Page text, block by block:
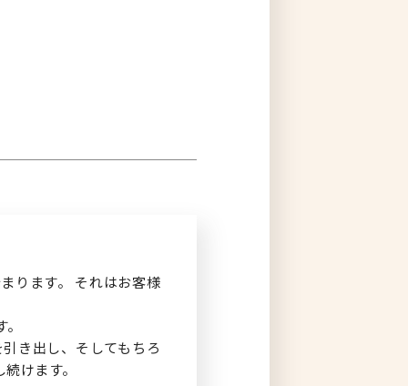
ります。 それはお客様
き出し、そしてもちろ
けます。